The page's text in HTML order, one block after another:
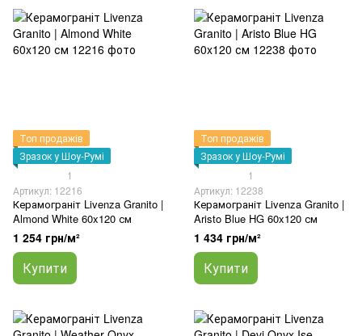
Топ продажів
Зразок у Шоу-Румі
1
Артикул: 12216
Керамограніт Livenza Granito |
Almond White 60x120 см
1 254 грн/м²
Купити
Топ продажів
Зразок у Шоу-Румі
1
Артикул: 12238
Керамограніт Livenza Granito |
Aristo Blue HG 60x120 см
1 434 грн/м²
Купити